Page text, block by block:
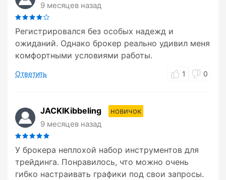
9 месяцев назад
Регистрировался без особых надежд и
ожиданий. Однако брокер реально удивил меня
комфортными условиями работы.
Ответить 1 0
JACKIKibbeling
новичок
9 месяцев назад
У брокера неплохой набор инструментов для
трейдинга. Понравилось, что можно очень
гибко настраивать графики под свои запросы.